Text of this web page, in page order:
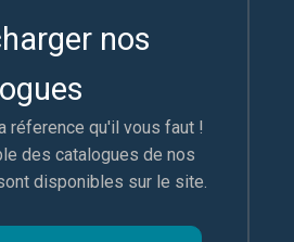
nos
réference qu'il vous faut !
des catalogues de nos
disponibles sur le site.